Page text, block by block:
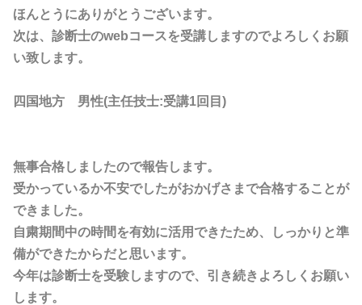
ほんとうにありがとうございます。
次は、診断士のwebコースを受講しますのでよろしくお願
い致します。
四国地方 男性(主任技士:受講1回目)
無事合格しましたので報告します。
受かっているか不安でしたがおかげさまで合格することが
できました。
自粛期間中の時間を有効に活用できたため、しっかりと準
備ができたからだと思います。
今年は診断士を受験しますので、引き続きよろしくお願い
します。